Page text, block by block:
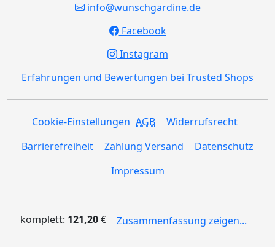
komplett: 121,20€ Zusammenfassung zeigen...
info@wunschgardine.de
Facebook
Instagram
Erfahrungen und Bewertungen bei Trusted Shops
Cookie-Einstellungen AGB
Widerrufsrecht
Barrierefreiheit
Zahlung Versand
Datenschutz
Impressum